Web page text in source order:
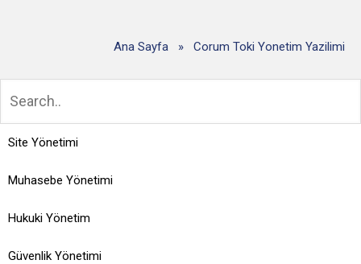
Ana Sayfa » Corum Toki Yonetim Yazilimi
Site Yönetimi
Muhasebe Yönetimi
Hukuki Yönetim
Güvenlik Yönetimi